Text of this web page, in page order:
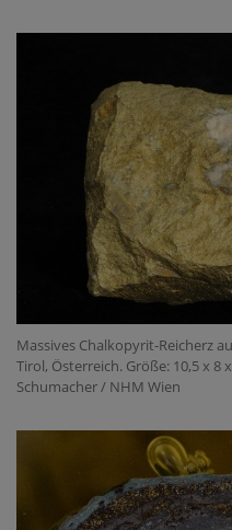
Massives Chalkopyrit-Reicherz
Tirol, Österreich. Größe: 10,5 x 8
Schumacher / NHM Wien